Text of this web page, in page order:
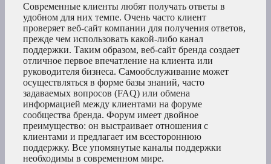
Современные клиенты любят получать ответы в
удобном для них темпе. Очень часто клиент
проверяет веб-сайт компании для получения ответов,
прежде чем использовать какой-либо канал
поддержки. Таким образом, веб-сайт бренда создает
отличное первое впечатление на клиента или
руководителя бизнеса. Самообслуживание может
осуществляться в форме базы знаний, часто
задаваемых вопросов (FAQ) или обмена
информацией между клиентами на форуме
сообщества бренда. Форум имеет двойное
преимущество: он выстраивает отношения с
клиентами и предлагает им всестороннюю
поддержку. Все упомянутые каналы поддержки
необходимы в современном мире.